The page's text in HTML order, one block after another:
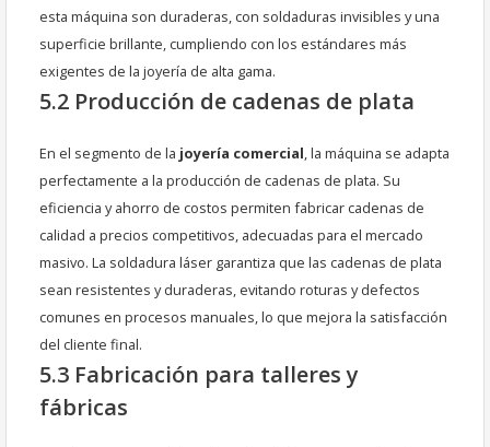
esta máquina son duraderas, con soldaduras invisibles y una
superficie brillante, cumpliendo con los estándares más
exigentes de la joyería de alta gama.
5.2 Producción de cadenas de plata
En el segmento de la joyería comercial, la máquina se adapta
perfectamente a la producción de cadenas de plata. Su
eficiencia y ahorro de costos permiten fabricar cadenas de
calidad a precios competitivos, adecuadas para el mercado
masivo. La soldadura láser garantiza que las cadenas de plata
sean resistentes y duraderas, evitando roturas y defectos
comunes en procesos manuales, lo que mejora la satisfacción
del cliente final.
5.3 Fabricación para talleres y
fábricas